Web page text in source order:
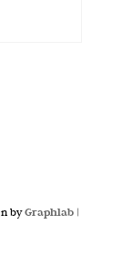
byGraphlab|